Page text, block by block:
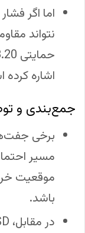
اما اگر
نتواند
اشاره
جمع‌بندی و
مسیر
موقعیت
باشد.